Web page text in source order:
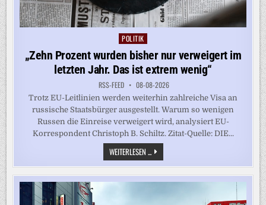
Posted
POLITIK
„Zehn Prozent wurden bisher nur verweigert im
letzten Jahr. Das ist extrem wenig“
RSS-FEED 08-08-2026
Trotz EU-Leitlinien werden weiterhin zahlreiche Visa an
russische Staatsbürger ausgestellt. Warum so wenigen
Russen die Einreise verweigert wird, analysiert EU-
Korrespondent Christoph B. Schiltz. Zitat-Quelle: DIE...
WEITERLESEN ...„ZEHN
PROZENT
WURDEN
BISHER
NUR
IM